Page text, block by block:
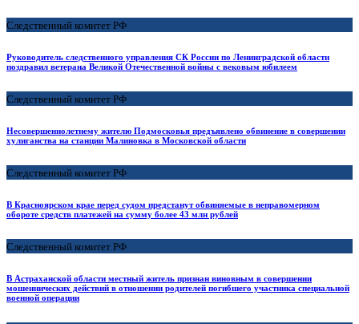
Следственный комитет РФ
Руководитель следственного управления СК России по Ленинградской области
поздравил ветерана Великой Отечественной войны с вековым юбилеем
Следственный комитет РФ
Несовершеннолетнему жителю Подмосковья предъявлено обвинение в совершении
хулиганства на станции Малиновка в Московской области
Следственный комитет РФ
В Красноярском крае перед судом предстанут обвиняемые в неправомерном
обороте средств платежей на сумму более 43 млн рублей
Следственный комитет РФ
В Астраханской области местный житель признан виновным в совершении
мошеннических действий в отношении родителей погибшего участника специальной
военной операции